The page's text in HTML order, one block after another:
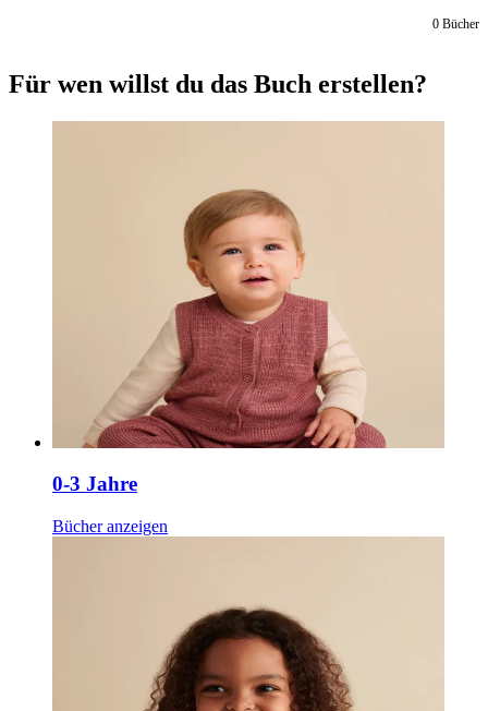
0 Bücher
Für wen willst du das Buch erstellen?
0-3 Jahre
Bücher anzeigen